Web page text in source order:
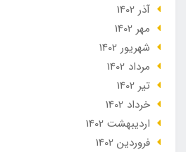
آذر 1402
مهر 1402
شهریور 1402
مرداد 1402
تير 1402
خرداد 1402
ارديبهشت 1402
فروردین 1402